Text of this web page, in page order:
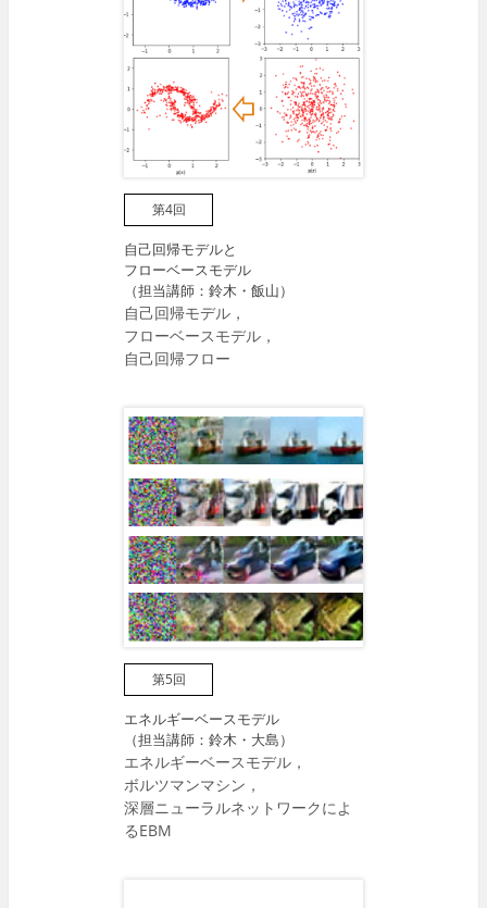
第4回
自己回帰モデルと
フローベースモデル
（担当講師：鈴木・飯山）
自己回帰モデル，
フローベースモデル，
自己回帰フロー
第5回
エネルギーベースモデル
（担当講師：鈴木・大島）
エネルギーベースモデル，
ボルツマンマシン，
深層ニューラルネットワークによ
るEBM